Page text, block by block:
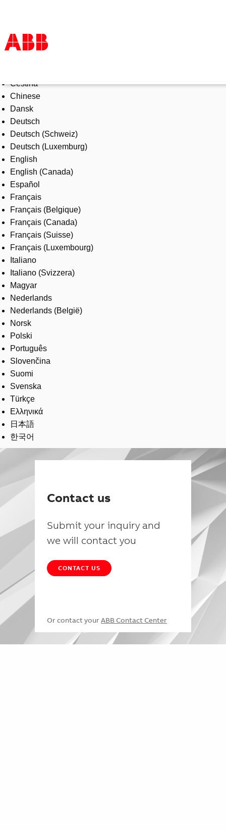
Products & Solutions
Industries
Services
About us
Where to buy
Contact us
Careers
Čeština
Chinese
Dansk
Deutsch
Deutsch (Schweiz)
Deutsch (Luxemburg)
English
English (Canada)
Español
Français
Français (Belgique)
Français (Canada)
Français (Suisse)
Français (Luxembourg)
Italiano
Italiano (Svizzera)
Magyar
Nederlands
Nederlands (België)
Norsk
Polski
Português
Slovenčina
Suomi
Svenska
Türkçe
Ελληνικά
日本語
한국어
Contact us
Submit your inquiry and
we will contact you
CONTACT US
Or contact your ABB Contact Center